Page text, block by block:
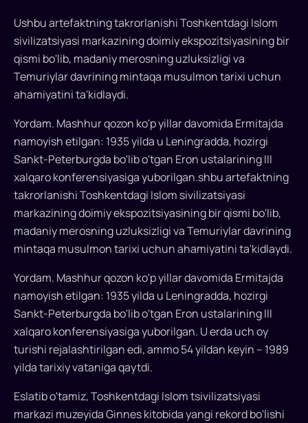
Ushbu artefaktning takrorlanishi Toshkentdagi Islom
sivilizatsiyasi markazining doimiy ekspozitsiyasining bir
qismi bo'lib, madaniy merosning uzluksizligi va
Temuriylar davrining mintaqa musulmon tarixi uchun
ahamiyatini ta'kidlaydi.
Yordam. Mashhur qozon ko'p yillar davomida Ermitajda
namoyish etilgan: 1935 yilda u Leningradda, hozirgi
Sankt-Peterburgda bo'lib o'tgan Eron ustalarining III
xalqaro konferensiyasiga yuborilgan.shbu artefaktning
takrorlanishi Toshkentdagi Islom sivilizatsiyasi
markazining doimiy ekspozitsiyasining bir qismi bo'lib,
madaniy merosning uzluksizligi va Temuriylar davrining
mintaqa musulmon tarixi uchun ahamiyatini ta'kidlaydi.
Yordam. Mashhur qozon ko'p yillar davomida Ermitajda
namoyish etilgan: 1935 yilda u Leningradda, hozirgi
Sankt-Peterburgda bo'lib o'tgan Eron ustalarining III
xalqaro konferensiyasiga yuborilgan. U erda uch oy
turishi rejalashtirilgan edi, ammo 54 yildan keyin – 1989
yilda tarixiy vataniga qaytdi.
Eslatib o'tamiz, Toshkentdagi Islom tsivilizatsiyasi
markazi muzeyida Ginnes kitobida yangi rekord bo'lishi